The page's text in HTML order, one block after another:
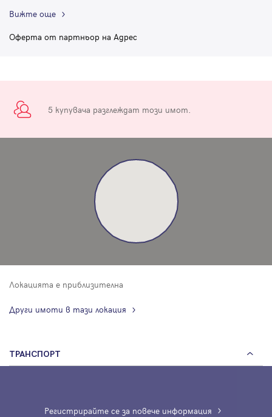
Вижте още
Оферта от партньор на Адрес
5 купувача разглеждат този имот.
Локацията е приблизителна
Други имоти в тази локация
ТРАНСПОРТ
Регистрирайте се за повече информация